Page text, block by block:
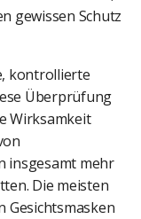
gewissen Schutz
kontrollierte
Überprüfung
Wirksamkeit
insgesamt mehr
Die meisten
Gesichtsmasken